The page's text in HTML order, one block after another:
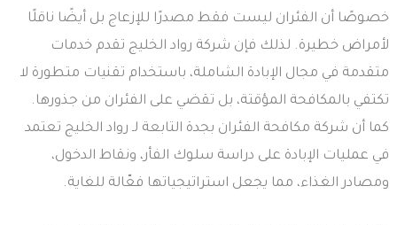
خصوصًا أن الفئران ليست فقط مصدرًا للإزعاج بل أيضًا ناقلًا
لأمراض خطيرة. لذلك فإن شركة رواد الخليج تقدم خدمات
متقدمة في مجال الإبادة الشاملة، باستخدام تقنيات متطورة لا
تكتفي بالمكافحة المؤقتة، بل تقضي على الفئران من جذورها.
كما أن شركة مكافحة الفئران بجدة التابعة لـ رواد الخليج تعتمد
في عمليات الإبادة على دراسة سلوك الفأر، ونقاط الدخول،
ومصادر الغذاء، مما يجعل استراتيجياتها فعّالة للغاية.